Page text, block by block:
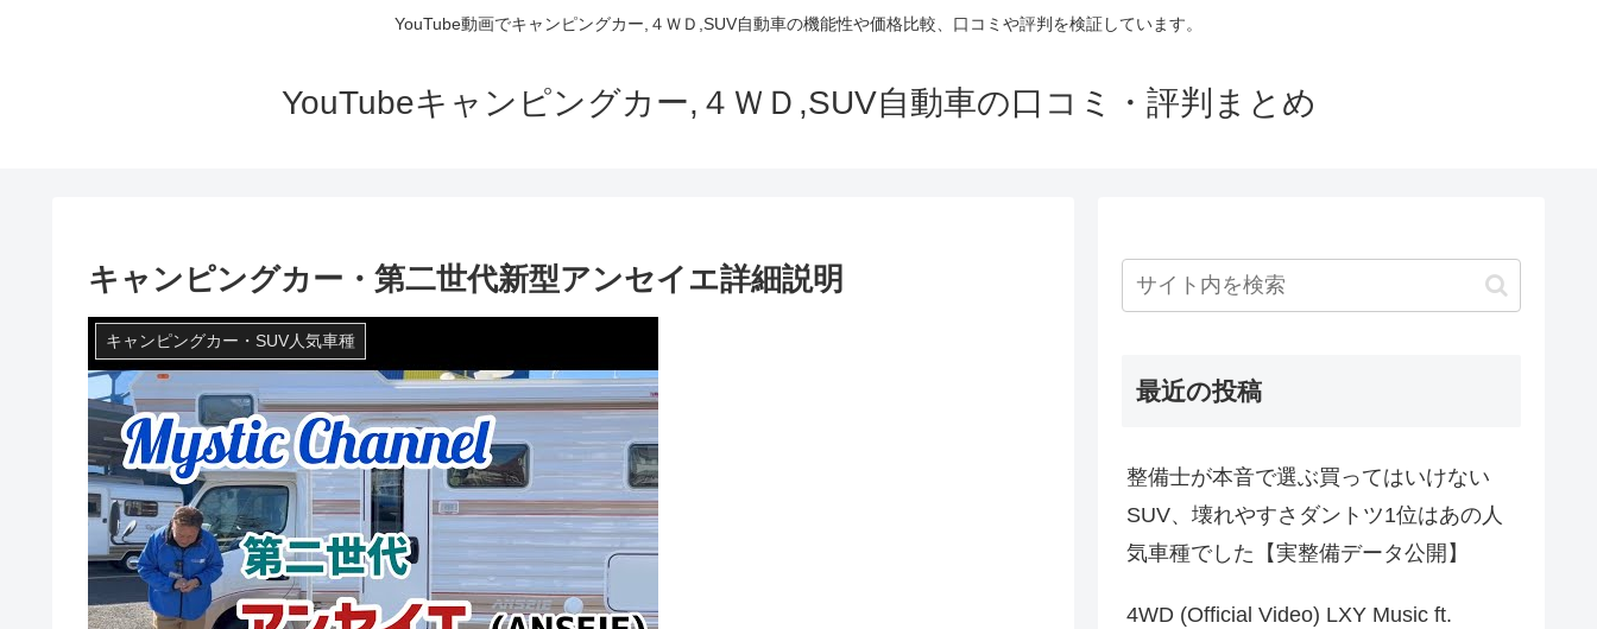
YouTube動画でキャンピングカー,４ＷＤ,SUV自動車の機能性や価格比較、口コミや評判を検証しています。
YouTubeキャンピングカー,４ＷＤ,SUV自動車の口コミ・評判まとめ
キャンピングカー・第二世代新型アンセイエ詳細説明
キャンピングカー・SUV人気車種
最近の投稿
整備士が本音で選ぶ買ってはいけない
SUV、壊れやすさダントツ1位はあの人
気車種でした【実整備データ公開】
4WD (Official Video) LXY Music ft.